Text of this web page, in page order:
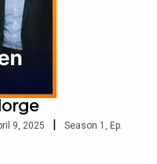
9, 2025 | Season 1
Ep.